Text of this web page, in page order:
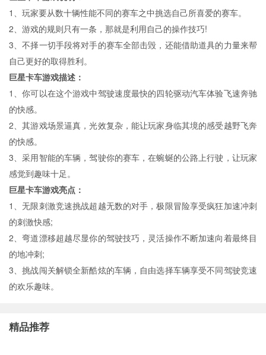
1、玩家要从数十辆性能不同的赛车之中挑选自己所喜爱的赛车。
2、游戏的规则只有一条，那就是利用自己的操作技巧!
3、不择一切手段将对手的赛车全部击毁，还能借助道具的力量来帮
自己更好的取得胜利。
巨星卡车游戏描述：
1、你可以在这个游戏中驾驶速度最快的四轮驱动汽车体验飞速奔驰
的快感。
2、其游戏场景逼真，光效复杂，能让玩家身临其境的感受越野飞奔
的快感。
3、采用智能的车辆，驾驶你的赛车，在蜿蜒的公路上行驶，让玩家
感觉到趣味十足。
巨星卡车游戏亮点：
1、无限刺激竞速挑战超越无数的对手，极限冒险享受疯狂加速冲刺
的刺激快感;
2、弯道漂移超越尽显你的驾驶技巧，灵活操作不断加速向着最终目
的地冲刺;
3、挑战闯关解锁全新酷炫的车辆，自由选择车辆享受不同驾驶竞速
的欢乐趣味。
精品推荐